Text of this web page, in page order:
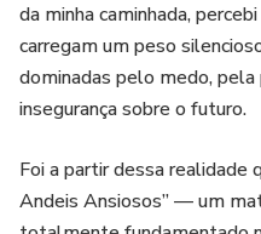
✔ como servos de Deus
angústia
✔ como proteger a mente e
Mais do que um livro
espiritual e prático para
da minha caminhada,
carregam um peso
dominadas pelo medo,
insegurança sobre o futuro.
Foi a partir dessa realidade
Andeis Ansiosos” — um